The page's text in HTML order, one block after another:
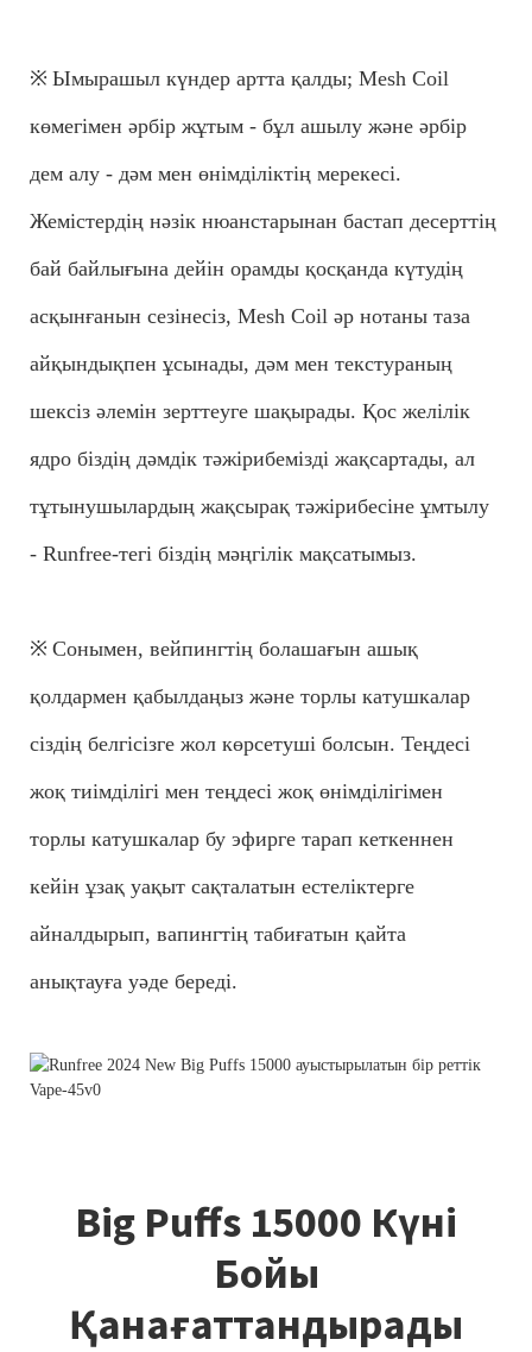
※ Ымырашыл күндер артта қалды; Mesh Coil
көмегімен әрбір жұтым - бұл ашылу және әрбір
дем алу - дәм мен өнімділіктің мерекесі.
Жемістердің нәзік нюанстарынан бастап десерттің
бай байлығына дейін орамды қосқанда күтудің
асқынғанын сезінесіз, Mesh Coil әр нотаны таза
айқындықпен ұсынады, дәм мен текстураның
шексіз әлемін зерттеуге шақырады. Қос желілік
ядро ​​біздің дәмдік тәжірибемізді жақсартады, ал
тұтынушылардың жақсырақ тәжірибесіне ұмтылу
- Runfree-тегі біздің мәңгілік мақсатымыз.
※ Сонымен, вейпингтің болашағын ашық
қолдармен қабылдаңыз және торлы катушкалар
сіздің белгісізге жол көрсетуші болсын. Теңдесі
жоқ тиімділігі мен теңдесі жоқ өнімділігімен
торлы катушкалар бу эфирге тарап кеткеннен
кейін ұзақ уақыт сақталатын естеліктерге
айналдырып, вапингтің табиғатын қайта
анықтауға уәде береді.
Big Puffs 15000 Күні
Бойы
Қанағаттандырады